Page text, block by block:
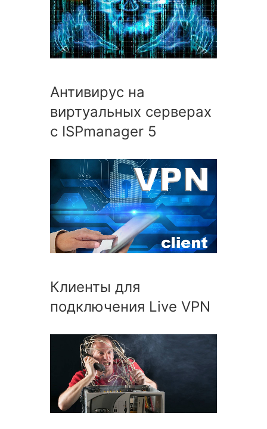
Антивирус на
виртуальных серверах
c ISPmanager 5
Клиенты для
подключения Live VPN